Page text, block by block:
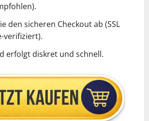
den sicheren Checkout ab (SSL
verifiziert).
erfolgt diskret und schnell.